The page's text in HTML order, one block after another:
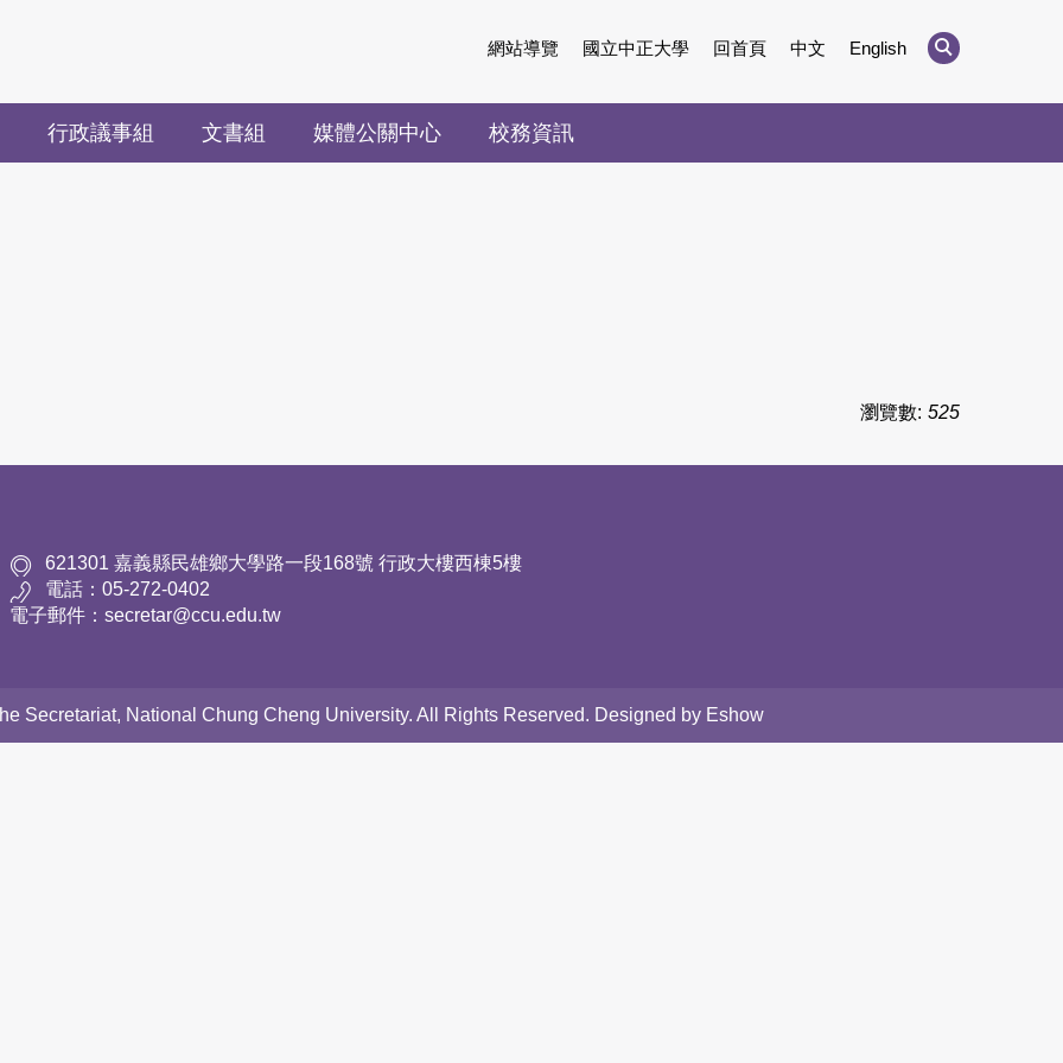
網站導覽 國立中正大學 回首頁 中文 English
行政議事組 文書組 媒體公關中心 校務資訊
瀏覽數: 525
621301 嘉義縣民雄鄉大學路一段168號 行政大樓西棟5樓
電話：05-272-0402
電子郵件：secretar@ccu.edu.tw
Secretariat, National Chung Cheng University. All Rights Reserved. Designed by Eshow